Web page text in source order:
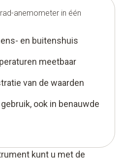
anemometer in één
en buitenshuis
meetbaar
van de waarden
ook in benauwde
kunt u met de